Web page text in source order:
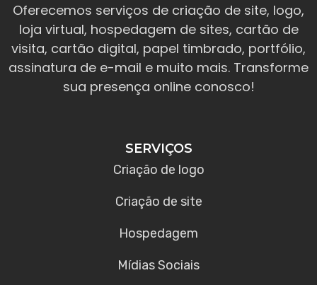
Oferecemos serviços de criação de site, logo,
loja virtual, hospedagem de sites, cartão de
visita, cartão digital, papel timbrado, portfólio,
assinatura de e-mail e muito mais. Transforme
sua presença online conosco!
SERVIÇOS
Criação de logo
Criação de site
Hospedagem
Mídias Sociais